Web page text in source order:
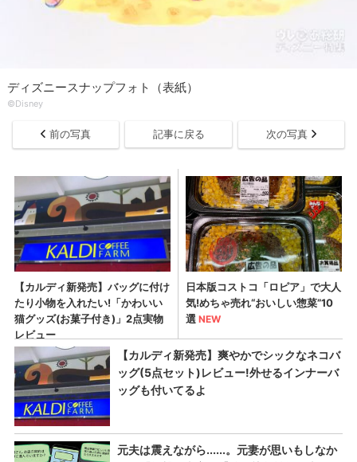
ディズニースナップフォト（表紙）
©Disney
前の写真 記事に戻る 次の写真